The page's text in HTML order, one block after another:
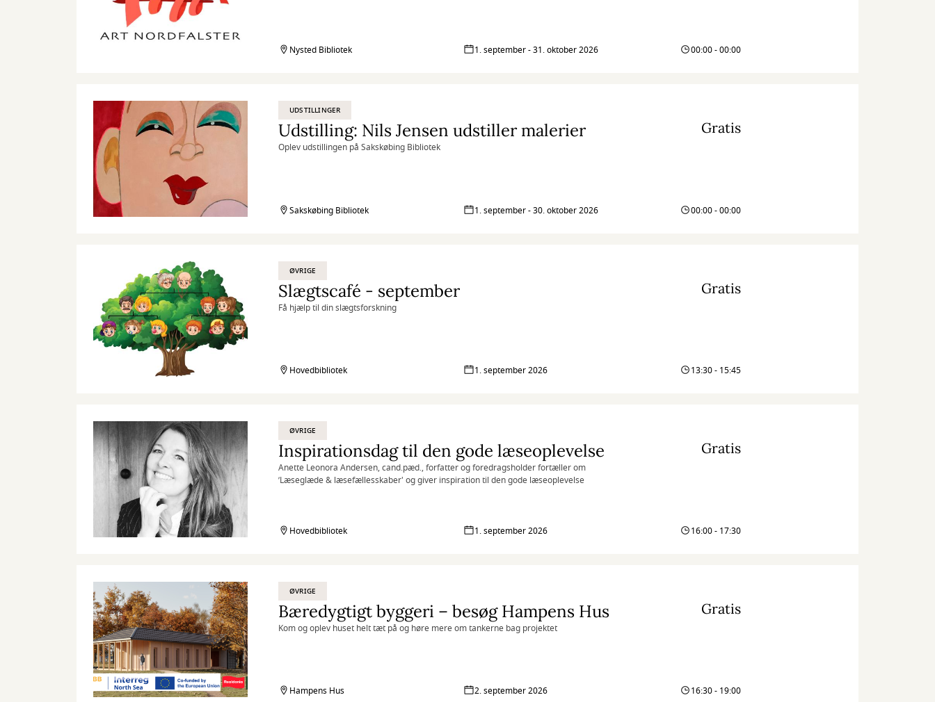
Nysted Bibliotek 1. september - 31. oktober 2026 00:00 - 00:00
UDSTILLINGER
Udstilling: Nils Jensen udstiller malerier
Oplev udstillingen på Sakskøbing Bibliotek
Gratis
Sakskøbing Bibliotek 1. september - 30. oktober 2026 00:00 - 00:00
ØVRIGE
Slægtscafé - september
Få hjælp til din slægtsforskning
Gratis
Hovedbibliotek 1. september 2026 13:30 - 15:45
ØVRIGE
Inspirationsdag til den gode læseoplevelse
Anette Leonora Andersen, cand.pæd., forfatter og foredragsholder fortæller om
’Læseglæde & læsefællesskaber' og giver inspiration til den gode læseoplevelse
Gratis
Hovedbibliotek 1. september 2026 16:00 - 17:30
ØVRIGE
Bæredygtigt byggeri – besøg Hampens Hus
Kom og oplev huset helt tæt på og høre mere om tankerne bag projektet
Gratis
Hampens Hus 2. september 2026 16:30 - 19:00